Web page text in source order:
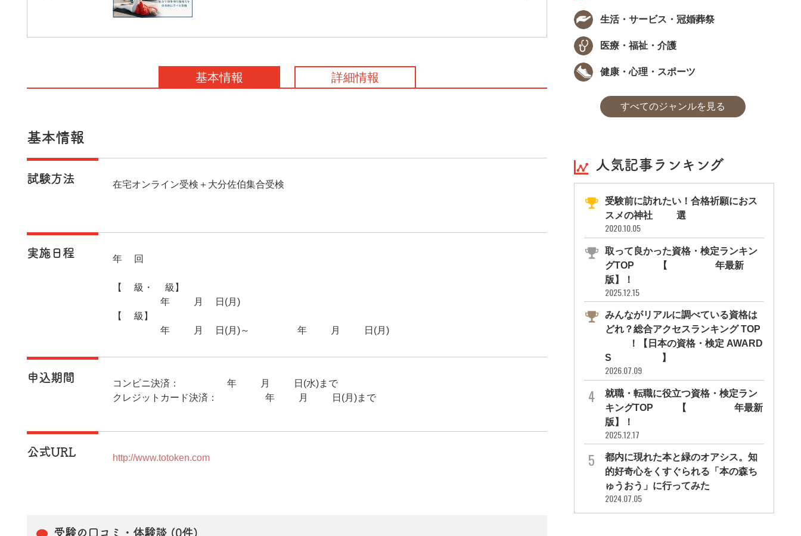
基本情報 詳細情報
基本情報
試験方法 在宅オンライン受検＋大分佐伯集合受検
実施日程 年1回
【1級・2級】
2025年11月3日(月)
【3級】
2025年11月3日(月)～2025年11月10日(月)
申込期間
コンビニ決済：2025年10月15日(水)まで
クレジットカード決済：2025年10月20日(月)まで
公式URL http://www.totoken.com
受験の口コミ・体験談 (0件)
生活・サービス・冠婚葬祭
医療・福祉・介護
健康・心理・スポーツ
すべてのジャンルを見る
人気記事ランキング
受験前に訪れたい！合格祈願におス
スメの神社11選
2020.10.05
取って良かった資格・検定ランキン
グTOP10【2026年最新
版】！
2025.12.15
みんながリアルに調べている資格は
どれ？総合アクセスランキング TOP
10！【日本の資格・検定 AWARD
S 2026】
2026.07.09
就職・転職に役立つ資格・検定ラン
キングTOP30【2026年最新
版】！
2025.12.17
都内に現れた本と緑のオアシス。知
的好奇心をくすぐられる「本の森ち
ゅうおう」に行ってみた
2024.07.05